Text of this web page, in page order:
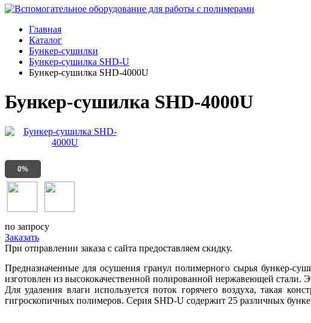
Главная
Каталог
Бункер-сушилки
Бункер-сушилка SHD-U
Бункер-сушилка SHD-4000U
Бункер-сушилка SHD-4000U
0%
по запросу
Заказать
При отправлении заказа с сайта предоставляем скидку.
Предназначенные для осушения гранул полимерного сырья бункер-
изготовлен из высококачественной полированной нержавеющей стали.
Для удаления влаги используется поток горячего воздуха, такая
гигроскопичных полимеров. Серия SHD-U содержит 25 различных